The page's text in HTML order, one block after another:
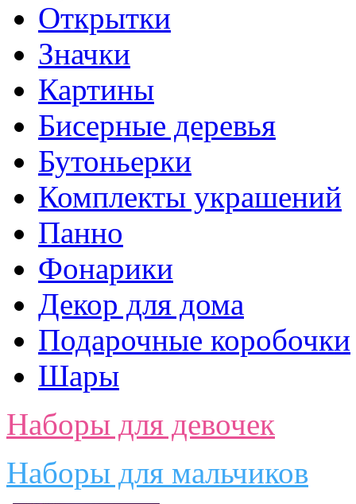
Открытки
Значки
Картины
Бисерные деревья
Бутоньерки
Комплекты украшений
Панно
Фонарики
Декор для дома
Подарочные коробочки
Шары
Наборы для девочек
Наборы для мальчиков